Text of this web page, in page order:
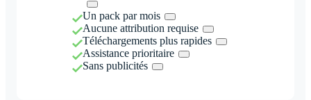
Un pack par mois
Aucune attribution requise
Téléchargements plus rapides
Assistance prioritaire
Sans publicités